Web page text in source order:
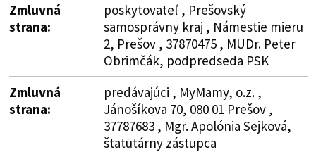
Zmluvná
strana:
poskytovateľ , Prešovský
samosprávny kraj , Námestie mieru
2, Prešov , 37870475 , MUDr. Peter
Obrimčák, podpredseda PSK
Zmluvná
strana:
predávajúci , MyMamy, o.z. ,
Jánošíkova 70, 080 01 Prešov ,
37787683 , Mgr. Apolónia Sejková,
štatutárny zástupca